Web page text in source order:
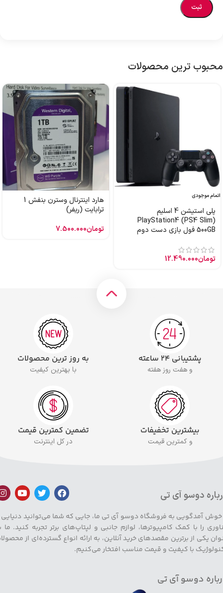
محبوب ترین محصولات
اتمام موجودی
پلی استیشن 4 اسلیم
PlayStation4 (PS4 Slim)
500GB فول بازی دست دوم
تومان12.490.000
هارد اینترنال وسترن بنفش 1
ترابایت (ریفر)
تومان7.500.000
پشتیبانی ۲۴ ساعته
و هفت روز هفته
به روز ترین محصولات
با بهترین کیفیت
بیشترین تخفیفات
و کمترین قیمت
تضمین کمترین قیمت
در کل اینترنت
دوسو آی تی
خوش آمدگویی به فروشگاه دوسو آی تی ما، جایی که شما می‌توانید دنیایی
را با کمک کامپیوترها، لوازم جانبی و لپتاپ‌های برتر تجربه کنید. ما
یکی از برترین مقصدهای خرید آنلاین، به ارائه انواع گسترده‌ای از
با کیفیت و قیمت مناسب افتخار می‌کنیم.
دوسو آی تی